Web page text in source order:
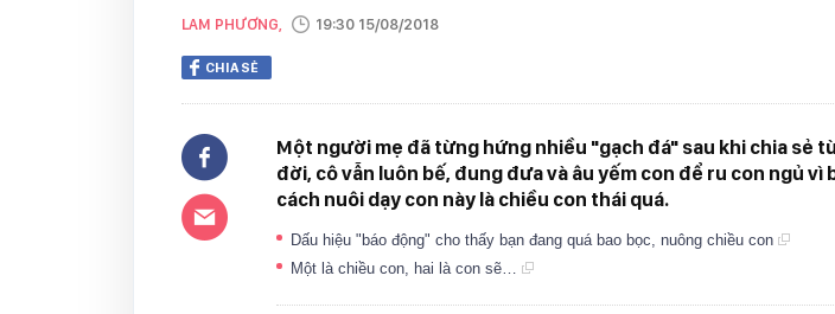
LAM PHƯƠNG, 19:30 15/08/2018
CHIA SẺ
Một người mẹ đã từng hứng nhiều "gạch đá" sau khi chia sẻ
đời, cô vẫn luôn bế, đung đưa và âu yếm con để ru con ngủ vì
cách nuôi dạy con này là chiều con thái quá.
Dấu hiệu "báo động" cho thấy bạn đang quá bao bọc, nuông chiều con
Một là chiều con, hai là con sẽ…